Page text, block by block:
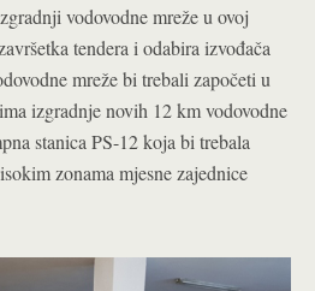
vodovodne mreže u ovoj
tendera i odabira izvođača
mreže bi trebali započeti u
izgradnje novih 12 km vodovodne
stanica PS-12 koja bi trebala
zonama mjesne zajednice